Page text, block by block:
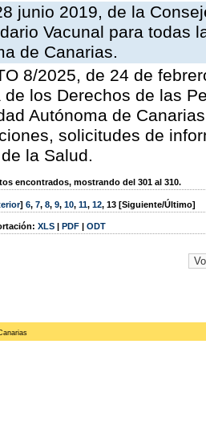
junio 2019, de la
Vacunal para todas
de Canarias.
8/2025, de 24 de
de los Derechos de las
Autónoma de
solicitudes de
la Salud.
encontrados, mostrando del 301 al 310.
] 6, 7, 8, 9, 10, 11, 12, 13 [Siguiente/Último]
XLS | PDF | ODT